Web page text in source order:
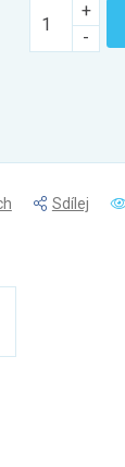
Sdílej